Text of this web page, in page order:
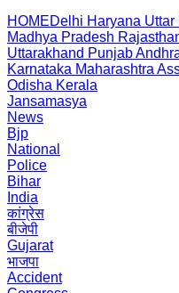
HOMEDelhi Haryana Uttar
Madhya Pradesh
Uttarakhand Punjab
Karnataka Maharashtra
Odisha Kerala
Jansamasya
News
Bjp
National
Police
Bihar
India
कांग्रेस
बीजेपी
Gujarat
भाजपा
Accident